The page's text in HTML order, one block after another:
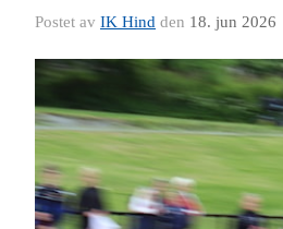
Postet av IK Hind den 18. jun 2026